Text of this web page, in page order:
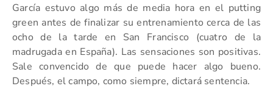
García estuvo algo más de media hora en el putting
green antes de finalizar su entrenamiento cerca de las
ocho de la tarde en San Francisco (cuatro de la
madrugada en España). Las sensaciones son positivas.
Sale convencido de que puede hacer algo bueno.
Después, el campo, como siempre, dictará sentencia.